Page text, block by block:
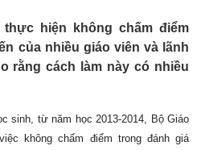
Việc làm
Biển đảo
thực hiện không chấm điểm
của nhiều giáo viên và lãnh
rằng cách làm này có nhiều
sinh, từ năm học 2013-2014, Bộ Giáo
không chấm điểm trong đánh giá